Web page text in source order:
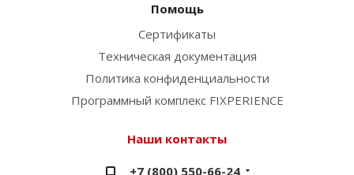
Помощь
Сертификаты
Техническая документация
Политика конфиденциальности
Программный комплекс FIXPERIENCE
Наши контакты
+7 (800) 550-66-24